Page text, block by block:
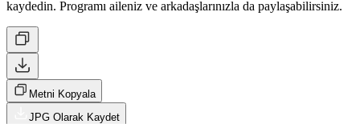
kaydedin. Programı aileniz ve arkadaşlarınızla da paylaşabilirsiniz.
Metni Kopyala
JPG Olarak Kaydet